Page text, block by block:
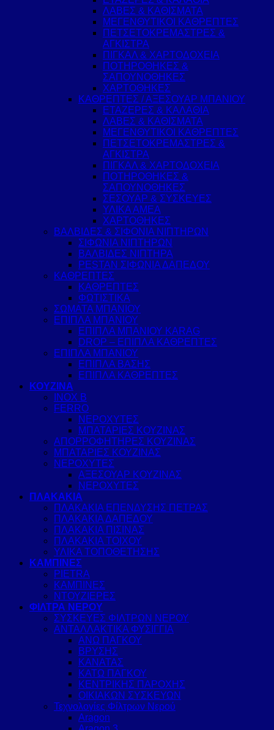
ΛΑΒΕΣ & ΚΑΘΙΣΜΑΤΑ
ΜΕΓΕΝΘΥΤΙΚΟΙ ΚΑΘΡΕΠΤΕΣ
ΠΕΤΣΕΤΟΚΡΕΜΑΣΤΡΕΣ &
ΑΓΚΙΣΤΡΑ
ΠΙΓΚΑΛ & ΧΑΡΤΟΔΟΧΕΙΑ
ΠΟΤΗΡΟΘΗΚΕΣ &
ΣΑΠΟΥΝΟΘΗΚΕΣ
ΧΑΡΤΟΘΗΚΕΣ
ΚΑΘΡΕΠΤΕΣ / ΑΞΕΣΟΥΑΡ ΜΠΑΝΙΟΥ
ΕΤΑΖΕΡΕΣ & ΚΑΛΑΘΙΑ
ΛΑΒΕΣ & ΚΑΘΙΣΜΑΤΑ
ΜΕΓΕΝΘΥΤΙΚΟΙ ΚΑΘΡΕΠΤΕΣ
ΠΕΤΣΕΤΟΚΡΕΜΑΣΤΡΕΣ &
ΑΓΚΙΣΤΡΑ
ΠΙΓΚΑΛ & ΧΑΡΤΟΔΟΧΕΙΑ
ΠΟΤΗΡΟΘΗΚΕΣ &
ΣΑΠΟΥΝΟΘΗΚΕΣ
ΣΕΣΟΥΑΡ & ΣΥΣΚΕΥΕΣ
ΥΛΙΚΑ ΑΜΕΑ
ΧΑΡΤΟΘΗΚΕΣ
ΒΑΛΒΙΔΕΣ & ΣΙΦΟΝΙΑ ΝΙΠΤΗΡΩΝ
ΣΙΦΩΝΙΑ ΝΙΠΤΗΡΩΝ
ΒΑΛΒΙΔΕΣ ΝΙΠΤΗΡΑ
PESTAN ΣΙΦΩΝΙΑ ΔΑΠΕΔΟΥ
ΚΑΘΡΕΠΤΕΣ
ΚΑΘΡΕΠΤΕΣ
ΦΩΤΙΣΤΙΚΑ
ΣΩΜΑΤΑ ΜΠΑΝΙΟΥ
ΕΠΙΠΛΑ ΜΠΑΝΙΟΥ
ΕΠΙΠΛΑ ΜΠΑΝΙΟΥ KARAG
DROP – ΕΠΙΠΛΑ ΚΑΘΡΕΠΤΕΣ
ΕΠΙΠΛΑ ΜΠΑΝΙΟΥ
ΕΠΙΠΛΑ ΒΑΣΗΣ
ΕΠΙΠΛΑ ΚΑΘΡΕΠΤΕΣ
ΚΟΥΖΙΝΑ
INOX B
FERRO
ΝΕΡΟΧΥΤΕΣ
ΜΠΑΤΑΡΙΕΣ ΚΟΥΖΙΝΑΣ
ΑΠΟΡΡΟΦΗΤΗΡΕΣ ΚΟΥΖΙΝΑΣ
ΜΠΑΤΑΡΙΕΣ ΚΟΥΖΙΝΑΣ
ΝΕΡΟΧΥΤΕΣ
ΑΞΕΣΟΥΑΡ ΚΟΥΖΙΝΑΣ
ΝΕΡΟΧΥΤΕΣ
ΠΛΑΚΑΚΙΑ
ΠΛΑΚΑΚΙΑ ΕΠΕΝΔΥΣΗΣ ΠΕΤΡΑΣ
ΠΛΑΚΑΚΙΑ ΔΑΠΕΔΟΥ
ΠΛΑΚΑΚΙΑ ΠΙΣΙΝΑΣ
ΠΛΑΚΑΚΙΑ ΤΟΙΧΟΥ
ΥΛΙΚΑ ΤΟΠΟΘΕΤΗΣΗΣ
ΚΑΜΠΙΝΕΣ
PIETRA
ΚΑΜΠΙΝΕΣ
ΝΤΟΥΖΙΕΡΕΣ
ΦΙΛΤΡΑ ΝΕΡΟΥ
ΣΥΣΚΕΥΕΣ ΦΙΛΤΡΩΝ ΝΕΡΟΥ
ΑΝΤΑΛΛΑΚΤΙΚΑ ΦΥΣΙΓΓΙΑ
ΑΝΩ ΠΑΓΚΟΥ
ΒΡΥΣΗΣ
ΚΑΝΑΤΑΣ
ΚΑΤΩ ΠΑΓΚΟΥ
ΚΕΝΤΡΙΚΗΣ ΠΑΡΟΧΗΣ
ΟΙΚΙΑΚΩΝ ΣΥΣΚΕΥΩΝ
Τεχνολογίες Φίλτρων Νερού
Aragon